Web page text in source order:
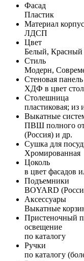
Фасад
Пластик
Материал
ЛДСП
Цвет
Белый, Красный
Стиль
Модерн,
Стеновая панель
ХДФ в цвет
Столешница
пластиковая; из
Выкатные
ПВШ полного
(Россия) и др.
Сушка для
Хромированная
Цоколь
в цвет фасадов
Подъемники
BOYARD
Аксессуары
Выкатные
Пристеночный
освещение
по каталогу
Ручки
по каталогу